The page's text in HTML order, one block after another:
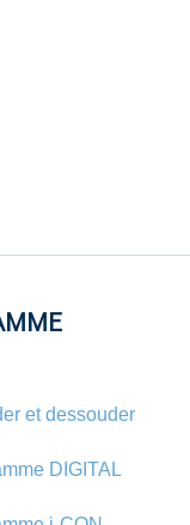
et dessouder
DIGITAL